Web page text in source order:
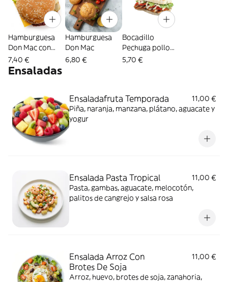
Hamburguesa
Don Mac con
huevo
7,40 €
Hamburguesa
Don Mac
6,80 €
Bocadillo
Pechuga pollo
completo
5,70 €
Ensaladas
Ensaladafruta Temporada
11,00 €
Piña, naranja, manzana, plátano, aguacate y
yogur
Ensalada Pasta Tropical
11,00 €
Pasta, gambas, aguacate, melocotón,
palitos de cangrejo y salsa rosa
Ensalada Arroz Con
Brotes De Soja
11,00 €
Arroz, huevo, brotes de soja, zanahoria,